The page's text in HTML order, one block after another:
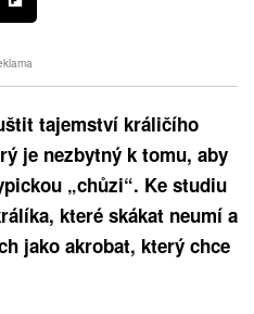
tajemství králičího
je nezbytný k tomu, aby
„chůzi“. Ke studiu
které skákat neumí a
jako akrobat, který chce